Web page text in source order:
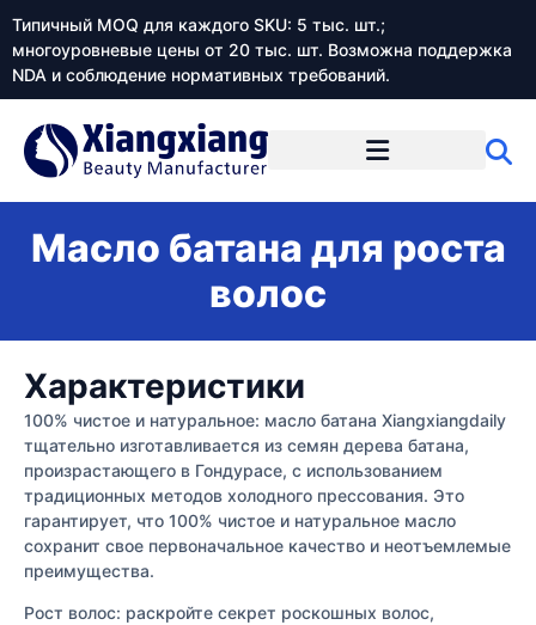
Типичный MOQ для каждого SKU: 5 тыс. шт.;
многоуровневые цены от 20 тыс. шт. Возможна поддержка
NDA и соблюдение нормативных требований.
Масло батана для роста
волос
Характеристики
100% чистое и натуральное: масло батана Xiangxiangdaily
тщательно изготавливается из семян дерева батана,
произрастающего в Гондурасе, с использованием
традиционных методов холодного прессования. Это
гарантирует, что 100% чистое и натуральное масло
сохранит свое первоначальное качество и неотъемлемые
преимущества.
Рост волос: раскройте секрет роскошных волос,